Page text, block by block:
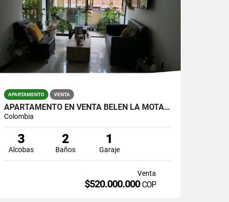
APARTAMENTO VENTA
APARTAMENTO EN VENTA BELÉN LA MOTA 520 MILLONES
Colombia
3
Alcobas
2
Baños
1
Garaje
Venta
$520.000.000 COP